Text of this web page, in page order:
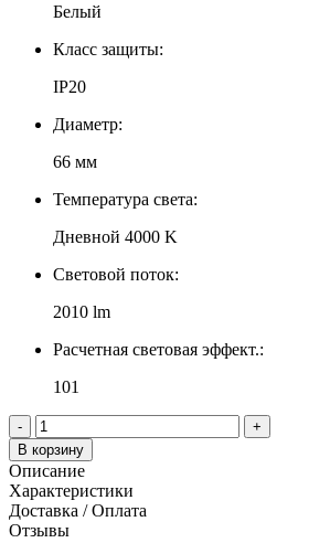
Белый
Класс защиты:
IP20
Диаметр:
66 мм
Температура света:
Дневной 4000 K
Световой поток:
2010 lm
Расчетная световая эффект.:
101
-
+
В корзину
Описание
Характеристики
Доставка / Оплата
Отзывы